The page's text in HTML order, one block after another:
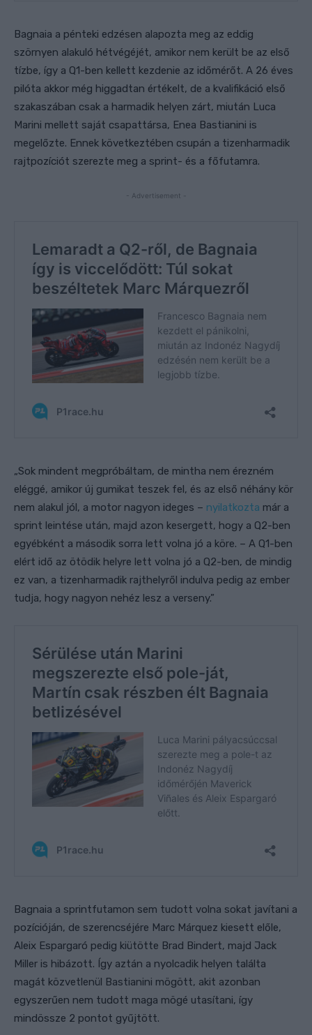
Bagnaia a pénteki edzésen alapozta meg az eddig
szörnyen alakuló hétvégéjét, amikor nem került be az első
tízbe, így a Q1-ben kellett kezdenie az időmérőt. A 26 éves
pilóta akkor még higgadtan értékelt, de a kvalifikáció első
szakaszában csak a harmadik helyen zárt, miután Luca
Marini mellett saját csapattársa, Enea Bastianini is
megelőzte. Ennek következtében csupán a tizenharmadik
rajtpozíciót szerezte meg a sprint- és a főfutamra.
- Advertisement -
„Sok mindent megpróbáltam, de mintha nem érezném
eléggé, amikor új gumikat teszek fel, és az első néhány kör
nem alakul jól, a motor nagyon ideges – nyilatkozta már a
sprint leintése után, majd azon kesergett, hogy a Q2-ben
egyébként a második sorra lett volna jó a köre. – A Q1-ben
elért idő az ötödik helyre lett volna jó a Q2-ben, de mindig
ez van, a tizenharmadik rajthelyről indulva pedig az ember
tudja, hogy nagyon nehéz lesz a verseny.”
Bagnaia a sprintfutamon sem tudott volna sokat javítani a
pozícióján, de szerencséjére Marc Márquez kiesett előle,
Aleix Espargaró pedig kiütötte Brad Bindert, majd Jack
Miller is hibázott. Így aztán a nyolcadik helyen találta
magát közvetlenül Bastianini mögött, akit azonban
egyszerűen nem tudott maga mögé utasítani, így
mindössze 2 pontot gyűjtött.